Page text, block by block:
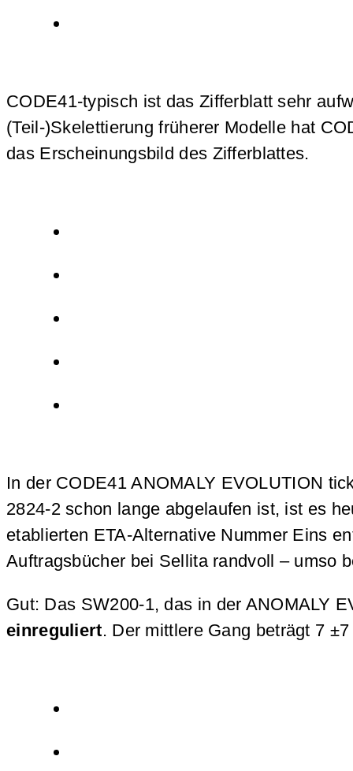
CODE41-typisch ist das Zifferblatt sehr
(Teil-)Skelettierung früherer Modelle hat
das Erscheinungsbild des Zifferblattes.
In der CODE41 ANOMALY EVOLUTION
2824-2 schon lange abgelaufen ist, ist es
etablierten ETA-Alternative Nummer Eins
Auftragsbücher bei Sellita randvoll – umso
Gut: Das SW200-1, das in der ANOMALY
einreguliert. Der mittlere Gang beträgt 7